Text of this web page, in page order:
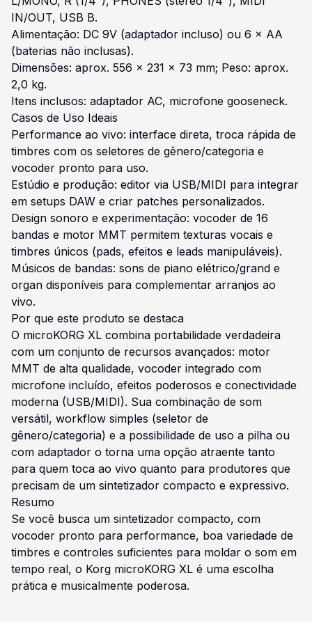
IN/OUT, USB B.
Alimentação: DC 9V (adaptador incluso) ou 6 × AA
(baterias não inclusas).
Dimensões: aprox. 556 × 231 × 73 mm; Peso: aprox.
2,0 kg.
Itens inclusos: adaptador AC, microfone gooseneck.
Casos de Uso Ideais
Performance ao vivo: interface direta, troca rápida de
timbres com os seletores de gênero/categoria e
vocoder pronto para uso.
Estúdio e produção: editor via USB/MIDI para integrar
em setups DAW e criar patches personalizados.
Design sonoro e experimentação: vocoder de 16
bandas e motor MMT permitem texturas vocais e
timbres únicos (pads, efeitos e leads manipuláveis).
Músicos de bandas: sons de piano elétrico/grand e
organ disponíveis para complementar arranjos ao
vivo.
Por que este produto se destaca
O microKORG XL combina portabilidade verdadeira
com um conjunto de recursos avançados: motor
MMT de alta qualidade, vocoder integrado com
microfone incluído, efeitos poderosos e conectividade
moderna (USB/MIDI). Sua combinação de som
versátil, workflow simples (seletor de
gênero/categoria) e a possibilidade de uso a pilha ou
com adaptador o torna uma opção atraente tanto
para quem toca ao vivo quanto para produtores que
precisam de um sintetizador compacto e expressivo.
Resumo
Se você busca um sintetizador compacto, com
vocoder pronto para performance, boa variedade de
timbres e controles suficientes para moldar o som em
tempo real, o Korg microKORG XL é uma escolha
prática e musicalmente poderosa.